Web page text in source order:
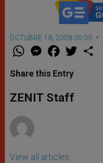
OCTUBRE 18, 2008 00:00
W
t
s
p
p
M
e
s
e
g
e
F
a
e
b
o
k
w
Share this Entry
ZENIT Staff
View all articles